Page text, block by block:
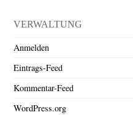
VERWALTUNG
Anmelden
Eintrags-Feed
Kommentar-Feed
WordPress.org